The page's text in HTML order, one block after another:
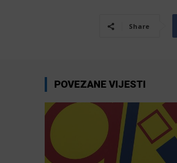
Share
POVEZANE VIJESTI